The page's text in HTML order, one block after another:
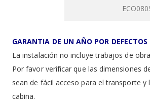
GARANTIA DE UN AÑO POR DEFECTOS
La instalación no incluye trabajos de
Por favor verificar que las dimensiones
sean de fácil acceso para el transporte y
cabina.